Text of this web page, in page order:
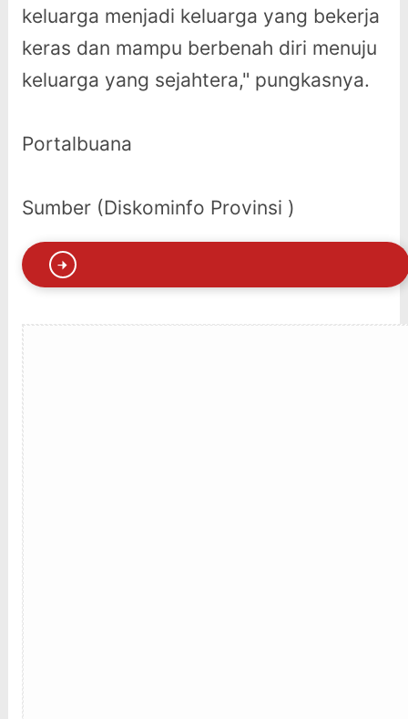
keluarga menjadi keluarga yang bekerja
keras dan mampu berbenah diri menuju
keluarga yang sejahtera," pungkasnya.
Portalbuana
Sumber (Diskominfo Provinsi )